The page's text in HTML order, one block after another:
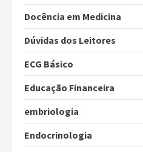
Docência em Medicina
Dúvidas dos Leitores
ECG Básico
Educação Financeira
embriologia
Endocrinologia